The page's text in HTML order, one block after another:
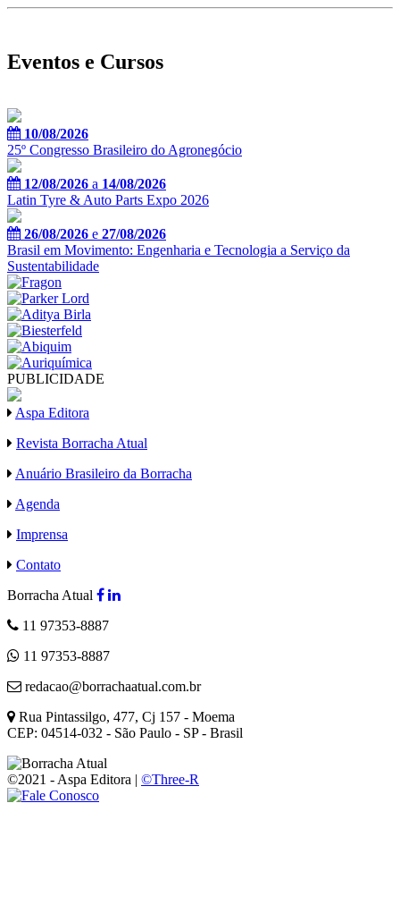
Eventos e Cursos
10/08/2026
25º Congresso Brasileiro do Agronegócio
12/08/2026 a 14/08/2026
Latin Tyre & Auto Parts Expo 2026
26/08/2026 e 27/08/2026
Brasil em Movimento: Engenharia e Tecnologia a Serviço da
Sustentabilidade
PUBLICIDADE
Aspa Editora
Revista Borracha Atual
Anuário Brasileiro da Borracha
Agenda
Imprensa
Contato
Borracha Atual
11 97353-8887
11 97353-8887
redacao@borrachaatual.com.br
Rua Pintassilgo, 477, Cj 157 - Moema
CEP: 04514-032 - São Paulo - SP - Brasil
©2021 - Aspa Editora | ©Three-R